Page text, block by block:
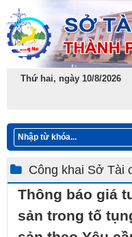
Thứ hai, ngày 10/8/2026
Công khai Sở Tài
Thông báo giá
sản trong tố